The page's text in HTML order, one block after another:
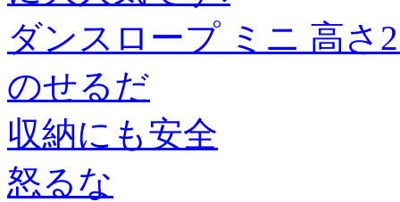
ダンスロープ ミニ 高さ
のせるだ
収納にも安全
怒るな